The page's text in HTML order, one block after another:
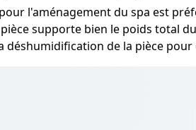
l'aménagement du spa est
supporte bien le poids total
déshumidification de la pièce